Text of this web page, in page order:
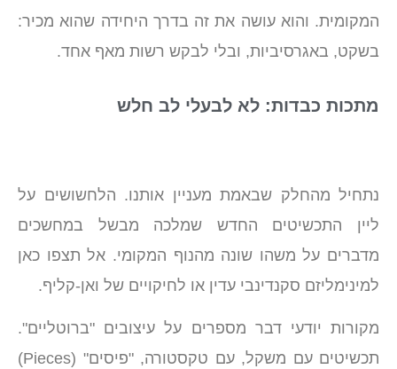
המקומית. והוא עושה את זה בדרך היחידה שהוא מכיר:
בשקט, באגרסיביות, ובלי לבקש רשות מאף אחד.
מתכות כבדות: לא לבעלי לב חלש
נתחיל מהחלק שבאמת מעניין אותנו. הלחשושים על
ליין התכשיטים החדש שמלכה מבשל במחשכים
מדברים על משהו שונה מהנוף המקומי. אל תצפו כאן
למינימליזם סקנדינבי עדין או לחיקויים של ואן-קליף.
מקורות יודעי דבר מספרים על עיצובים "ברוטליים".
תכשיטים עם משקל, עם טקסטורה, "פיסים" (Pieces)